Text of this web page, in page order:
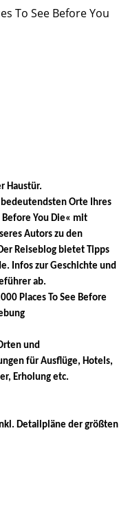
To See Before You
Haustür.
Orte Ihres
Before You Die« mit
Autors zu den
Reiseblog bietet Tipps
Infos zur Geschichte und
ab.
Places To See Before
und
für Ausflüge, Hotels,
Erholung etc.
Detailpläne der größten